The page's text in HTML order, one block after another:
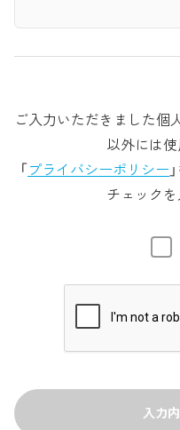
ご入力いただきました個
以外には使
「プライバシーポリシー
チェックを